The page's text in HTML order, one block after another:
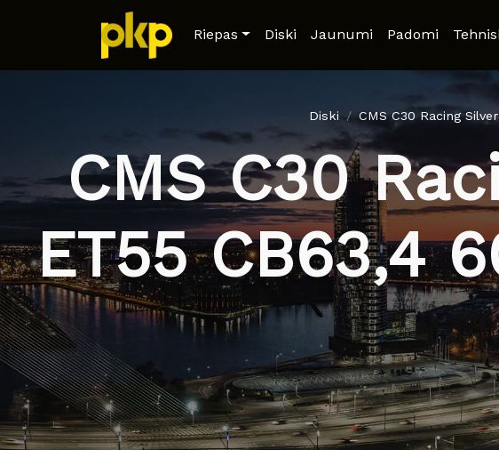
Riepas Diski Jaunumi Padomi
Diski CMS C30 Racing
CMS C30
ET55 CB63,4